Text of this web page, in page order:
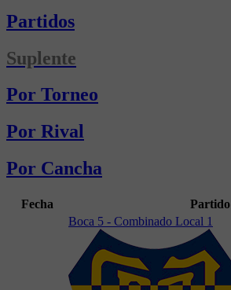
Partidos
Suplente
Por Torneo
Por Rival
Por Cancha
Fecha Partido
Boca 5 - Combinado Local 1